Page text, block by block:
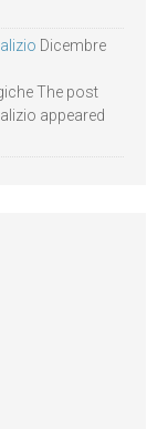
Dicembre
The post
appeared